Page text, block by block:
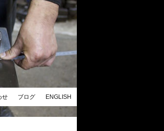
せ ブログ ENGLISH